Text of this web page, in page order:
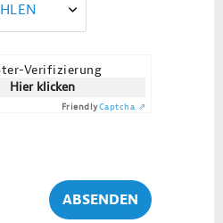
Verifizierung
Hier klicken
FriendlyCaptcha ⇗
ABSENDEN